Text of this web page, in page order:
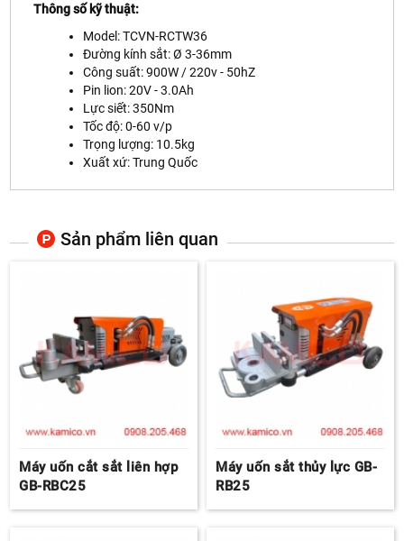
Thông số kỹ thuật:
Model: TCVN-RCTW36
Đường kính sắt: Ø 3-36mm
Công suất: 900W / 220v - 50hZ
Pin lion: 20V - 3.0Ah
Lực siết: 350Nm
Tốc độ: 0-60 v/p
Trọng lượng: 10.5kg
Xuất xứ: Trung Quốc
Sản phẩm liên quan
Máy uốn cắt sắt liên hợp
GB-RBC25
Máy uốn sắt thủy lực GB-
RB25